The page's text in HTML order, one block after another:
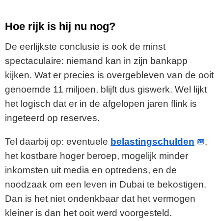
Hoe rijk is hij nu nog?
De eerlijkste conclusie is ook de minst
spectaculaire: niemand kan in zijn bankapp
kijken. Wat er precies is overgebleven van de ooit
genoemde 11 miljoen, blijft dus giswerk. Wel lijkt
het logisch dat er in de afgelopen jaren flink is
ingeteerd op reserves.
Tel daarbij op: eventuele belastingschulden
,
het kostbare hoger beroep, mogelijk minder
inkomsten uit media en optredens, en de
noodzaak om een leven in Dubai te bekostigen.
Dan is het niet ondenkbaar dat het vermogen
kleiner is dan het ooit werd voorgesteld.